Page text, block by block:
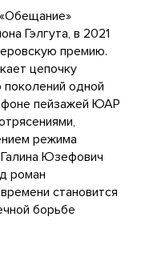
Гэлгута, в 2021
премию.
цепочку
поколений одной
фоне пейзажей ЮАР
режима
Юзефович
роман
становится
борьбе